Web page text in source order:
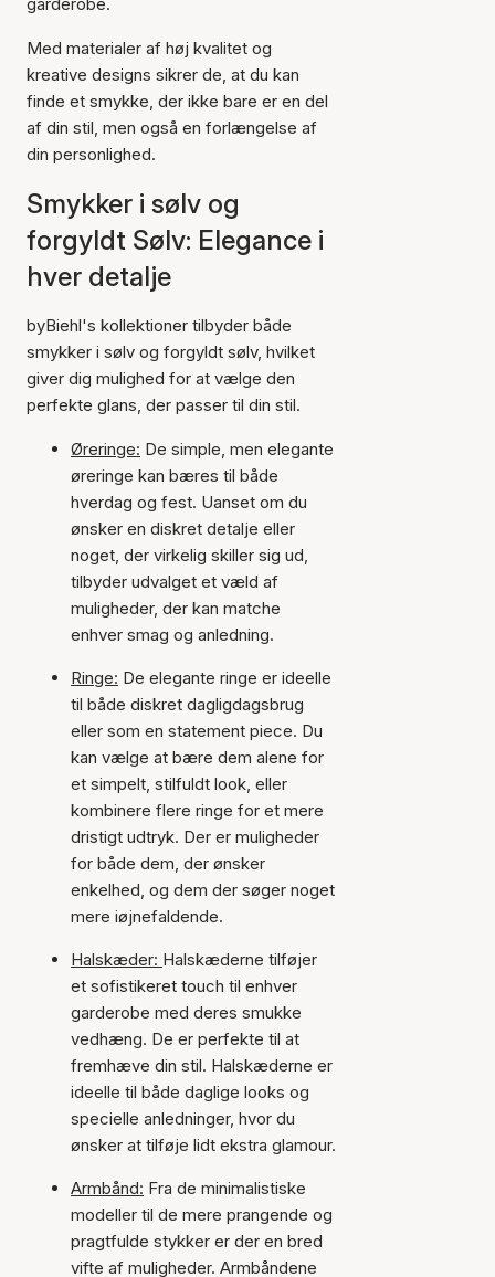
Med materialer af høj kvalitet og
kreative designs sikrer de, at du kan
finde et smykke, der ikke bare er en del
af din stil, men også en forlængelse af
din personlighed.
Smykker i sølv og
forgyldt Sølv: Elegance i
hver detalje
byBiehl's kollektioner tilbyder både
smykker i sølv og forgyldt sølv, hvilket
giver dig mulighed for at vælge den
perfekte glans, der passer til din stil.
Øreringe: De simple, men elegante
øreringe kan bæres til både
hverdag og fest. Uanset om du
ønsker en diskret detalje eller
noget, der virkelig skiller sig ud,
tilbyder udvalget et væld af
muligheder, der kan matche
enhver smag og anledning.
Ringe: De elegante ringe er ideelle
til både diskret dagligdagsbrug
eller som en statement piece. Du
kan vælge at bære dem alene for
et simpelt, stilfuldt look, eller
kombinere flere ringe for et mere
dristigt udtryk. Der er muligheder
for både dem, der ønsker
enkelhed, og dem der søger noget
mere iøjnefaldende.
Halskæder: Halskæderne tilføjer
et sofistikeret touch til enhver
garderobe med deres smukke
vedhæng. De er perfekte til at
fremhæve din stil. Halskæderne er
ideelle til både daglige looks og
specielle anledninger, hvor du
ønsker at tilføje lidt ekstra glamour.
Armbånd: Fra de minimalistiske
modeller til de mere prangende og
pragtfulde stykker er der en bred
vifte af muligheder. Armbåndene